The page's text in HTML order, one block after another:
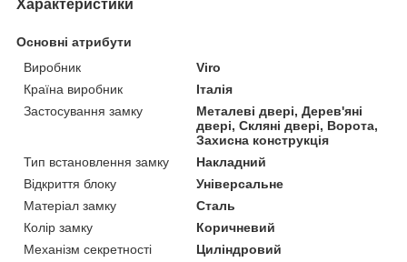
Характеристики
Основні атрибути
Виробник
Viro
Країна виробник
Італія
Застосування замку
Металеві двері, Дерев'яні
двері, Скляні двері, Ворота,
Захисна конструкція
Тип встановлення замку
Накладний
Відкриття блоку
Універсальне
Матеріал замку
Сталь
Колір замку
Коричневий
Механізм секретності
Циліндровий